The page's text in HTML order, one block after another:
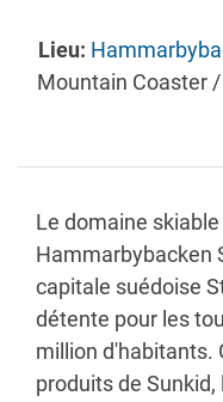
Lieu:
Mountain Coaster
Le domaine
Hammarbybacken
capitale suédoise
détente pour les
million d'habitants.
produits de